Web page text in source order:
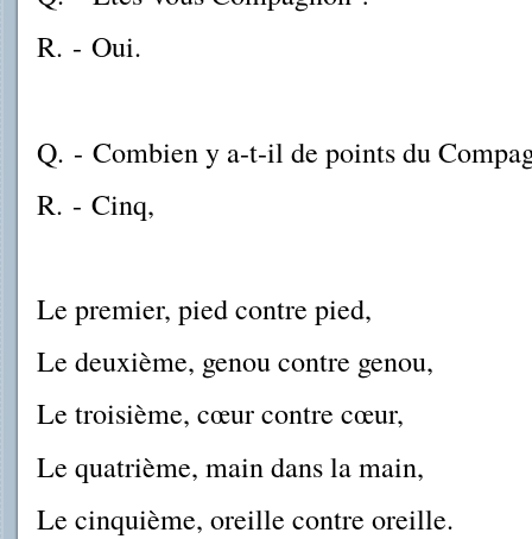
R. - Oui.
Q. - Combien y a-t-il de points du
R. - Cinq,
Le premier, pied contre pied,
Le deuxième, genou contre genou,
Le troisième, cœur contre cœur,
Le quatrième, main dans la main,
Le cinquième, oreille contre oreille.